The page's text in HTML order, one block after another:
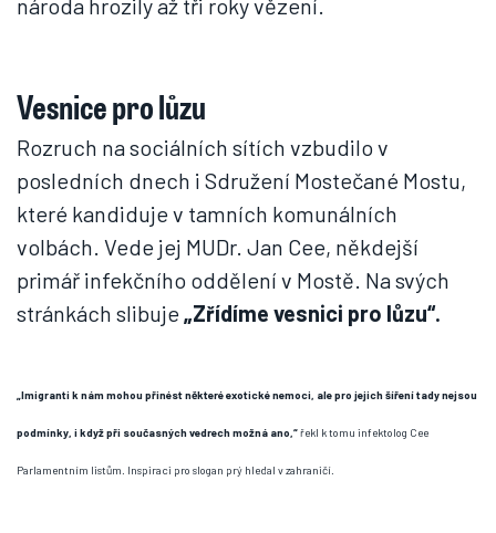
národa hrozily až tři roky vězení.
Vesnice pro lůzu
Rozruch na sociálních sítích vzbudilo v
posledních dnech i Sdružení Mostečané Mostu,
které kandiduje v tamních komunálních
volbách. Vede jej MUDr. Jan Cee, někdejší
primář infekčního oddělení v Mostě. Na svých
stránkách slibuje„Zřídíme vesnici pro lůzu“.
„Imigranti k nám mohou přinést některé exotické nemoci, ale pro jejich šíření tady nejsou
podmínky, i když při současných vedrech možná ano,“řekl k tomu infektolog Cee
Parlamentním listům. Inspiraci pro slogan prý hledal v zahraničí.